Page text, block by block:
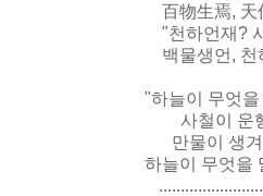
百物生焉, 天
"천하언재?
백물생언, 천
"하늘이 무엇
사철이 운
만물이 생
하늘이 무엇을